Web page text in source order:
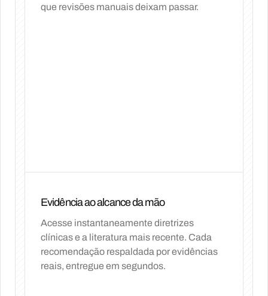
que revisões manuais deixam passar.
Evidência ao alcance da mão
Acesse instantaneamente diretrizes
clínicas e a literatura mais recente. Cada
recomendação respaldada por evidências
reais, entregue em segundos.